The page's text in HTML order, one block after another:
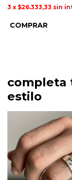
3 x $26.333,33 sin
completa
estilo